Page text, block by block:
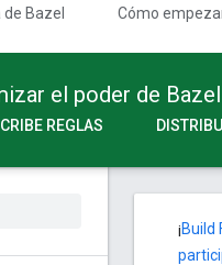
Bazel Cómo
el poder de
REGLAS
¡Build